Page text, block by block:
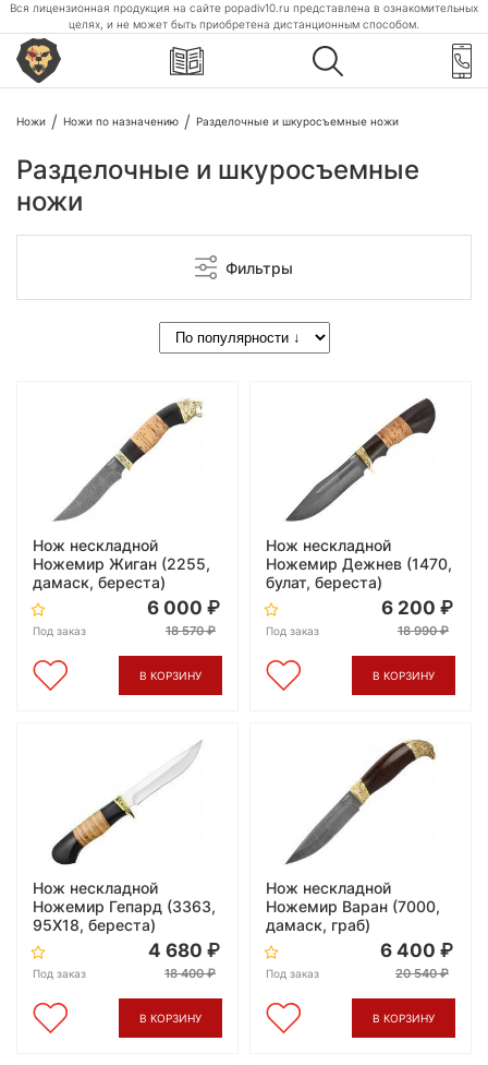
Вся лицензионная продукция на сайте popadiv10.ru представлена в ознакомительных
целях, и не может быть приобретена дистанционным способом.
Ножи Ножи по назначению Разделочные и шкуросъемные ножи
Разделочные и шкуросъемные
ножи
Фильтры
Нож нескладной
Ножемир Жиган (2255,
дамаск, береста)
Под заказ
6 000
18 570
В КОРЗИНУ
Нож нескладной
Ножемир Дежнев (1470,
булат, береста)
Под заказ
6 200
18 990
В КОРЗИНУ
Нож нескладной
Ножемир Гепард (3363,
95X18, береста)
Под заказ
4 680
18 400
В КОРЗИНУ
Нож нескладной
Ножемир Варан (7000,
дамаск, граб)
Под заказ
6 400
20 540
В КОРЗИНУ